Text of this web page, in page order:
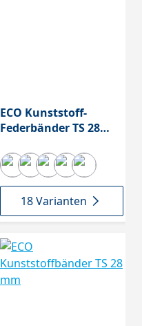
ECO Kunststoff-
Federbänder TS 28
18 Varianten